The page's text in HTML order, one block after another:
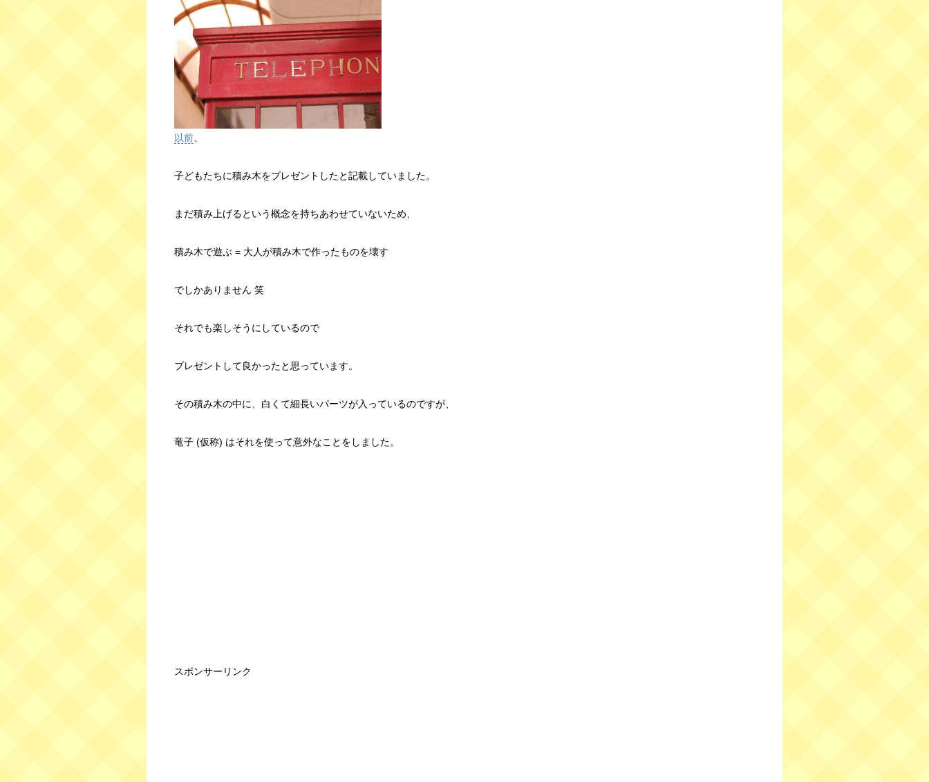
以前
子どもたちに積み木をプレゼントしたと記載していました。
まだ積み上げるという概念を持ちあわせていないため、
積み木で遊ぶ = 大人が積み木で作ったものを壊す
でしかありません 笑
それでも楽しそうにしているので
プレゼントして良かったと思っています。
その積み木の中に、白くて細長いパーツが入っているのですが、
竜子 (仮称) はそれを使って意外なことをしました。
スポンサーリンク